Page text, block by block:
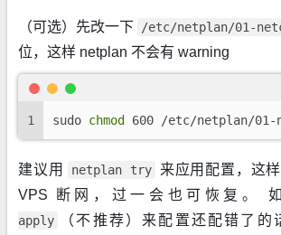
（可选）先改一下 /etc/netplan/01-
位，这样 netplan 不会有 warning
1 sudo chmod 600 /etc/netplan/01-
建议用 netplan try
来应用配置，这
VPS 断网，过一会也可恢复。
apply
（不推荐）来配置还配错了的